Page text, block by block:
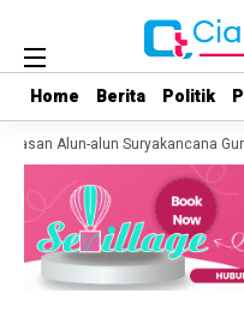
Home Berita Politik
Home Berita Politik
Alun-alun Suryakancana